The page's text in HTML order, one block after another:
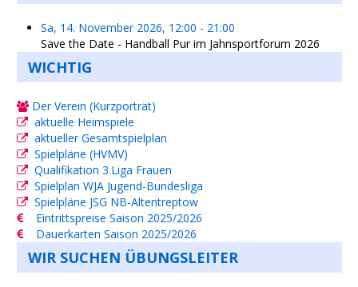
Sa, 14. November 2026, 12:00 - 21:00
Save the Date - Handball Pur im Jahnsportforum 2026
WICHTIG
Der Verein (Kurzporträt)
aktuelle Heimspiele
aktueller Gesamtspielplan
Spielpläne (HVMV)
Qualifikation 3.Liga Frauen
Spielplan WJA Jugend-Bundesliga
Spielpläne JSG NB-Altentreptow
Eintrittspreise Saison 2025/2026
Dauerkarten Saison 2025/2026
WIR SUCHEN ÜBUNGSLEITER